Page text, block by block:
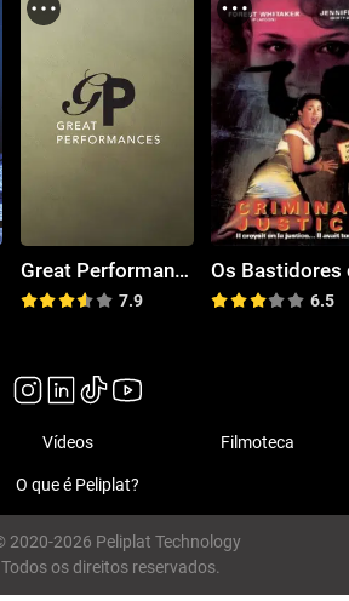
Great Performances
7.9 6.5
Vídeos Filmoteca
O que é Peliplat?
2020-2026 Peliplat Technology
os direitos reservados.